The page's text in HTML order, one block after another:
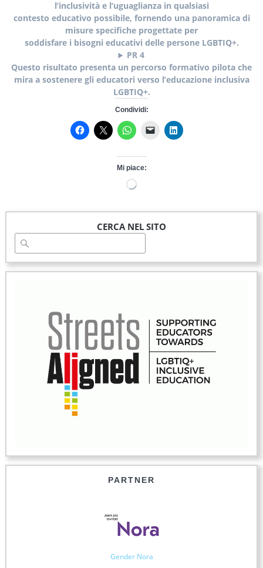
l’inclusività e l’uguaglianza in qualsiasi
contesto educativo possibile, fornendo una panoramica di
misure specifiche progettate per
soddisfare i bisogni educativi delle persone LGBTIQ+.
PR 4
Questo risultato presenta un percorso formativo pilota che
mira a sostenere gli educatori verso l’educazione inclusiva
LGBTIQ+.
Condividi:
Mi piace:
Caricamento
corso…
CERCA NEL SITO
PARTNER
Gender Nora